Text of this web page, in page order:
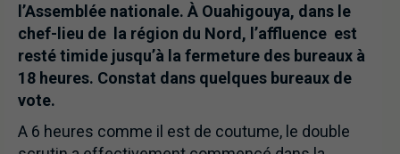
l’Assemblée nationale. À Ouahigouya, dans le
chef-lieu de la région du Nord, l’affluence est
resté timide jusqu’à la fermeture des bureaux à
18 heures. Constat dans quelques bureaux de
vote.
A 6 heures comme il est de coutume, le double